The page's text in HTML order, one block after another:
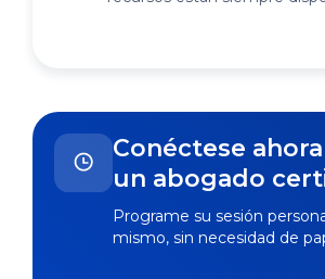
Conéctese
un abogado
Programe su sesión
mismo, sin necesidad de